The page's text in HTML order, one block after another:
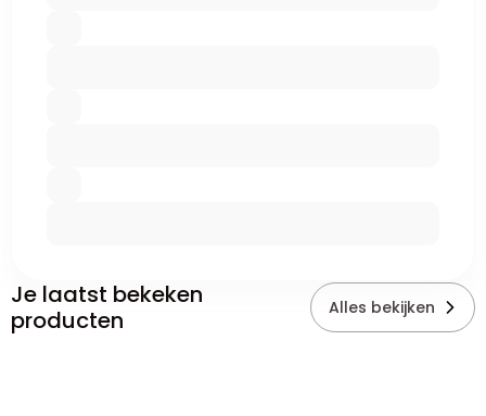
Je laatst bekeken
producten
Alles bekijken